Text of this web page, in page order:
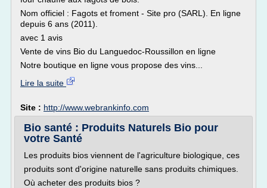
Nom officiel : Fagots et froment - Site pro (SARL). En ligne
depuis 6 ans (2011).
avec 1 avis
Vente de vins Bio du Languedoc-Roussillon en ligne
Notre boutique en ligne vous propose des vins...
Lire la suite
Site : http://www.webrankinfo.com
Bio santé : Produits Naturels Bio pour
votre Santé
Les produits bios viennent de l'agriculture biologique, ces
produits sont d'origine naturelle sans produits chimiques.
Où acheter des produits bios ?